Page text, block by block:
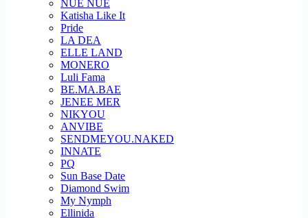
NUE NUE
Katisha Like It
Pride
LA DEA
ELLE LAND
MONERO
Luli Fama
BE.MA.BAE
JENEE MER
NIKYOU
ANVIBE
SENDMEYOU.NAKED
INNATE
PQ
Sun Base Date
Diamond Swim
My Nymph
Ellinida